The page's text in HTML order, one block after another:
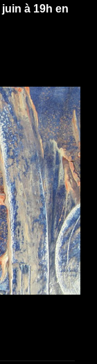
juin à 19h en